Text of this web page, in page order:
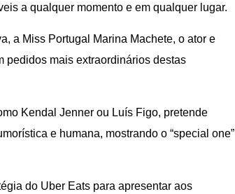
a qualquer momento e em qualquer lugar.
a Miss Portugal Marina Machete, o ator e
pedidos mais extraordinários destas
Kendal Jenner ou Luís Figo, pretende
e humana, mostrando o “special one”
do Uber Eats para apresentar aos